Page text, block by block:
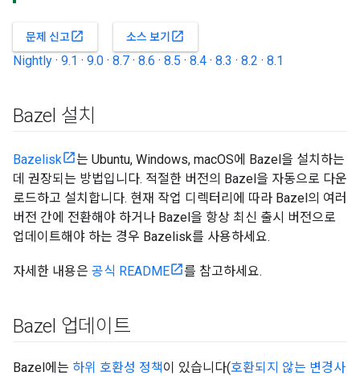
문제 신고open_in_new 소스 보기 open_in_new
Nightly · 9.1 · 9.0 · 8.7 · 8.6 · 8.5 · 8.4 · 8.3 · 8.2 · 8.1
Bazel 설치
Bazelisk
는 Ubuntu, Windows, macOS에 Bazel을 설치하는
데 권장되는 방법입니다. 적절한 버전의 Bazel을 자동으로 다운
로드하고 설치합니다. 현재 작업 디렉터리에 따라 Bazel의 여러
버전 간에 전환해야 하거나 Bazel을 항상 최신 출시 버전으로
업데이트해야 하는 경우 Bazelisk를 사용하세요.
자세한 내용은 공식 README 를 참고하세요.
Bazel 업데이트
Bazel에는 하위 호환성 정책 이 있습니다(호환되지 않는 변경사